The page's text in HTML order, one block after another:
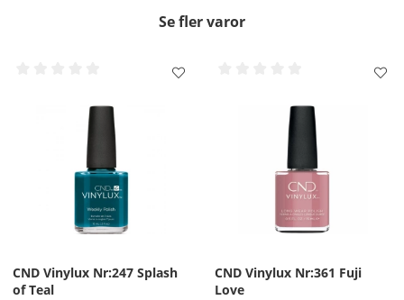
Se fler varor
CND Vinylux Nr:247 Splash
of Teal
CND Vinylux Nr:361 Fuji
Love